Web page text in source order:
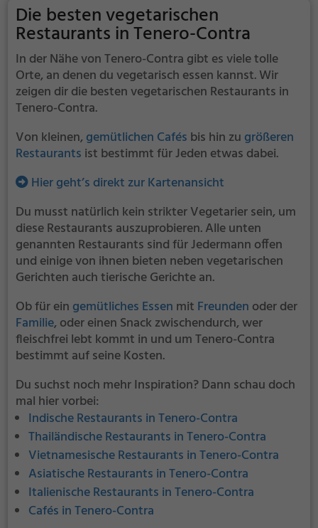
Die besten vegetarischen
Restaurants in Tenero-Contra
In der Nähe von Tenero-Contra gibt es viele tolle
Orte, an denen du vegetarisch essen kannst. Wir
zeigen dir die besten vegetarischen Restaurants in
Tenero-Contra.
Von kleinen,gemütlichen Cafés bis hin zu größeren
Restaurants ist bestimmt für Jeden etwas dabei.
Hier geht’s direkt zur Kartenansicht
Du musst natürlich kein strikter Vegetarier sein, um
diese Restaurants auszuprobieren. Alle unten
genannten Restaurants sind für Jedermann offen
und einige von ihnen bieten neben vegetarischen
Gerichten auch tierische Gerichte an.
Ob für ein gemütliches Essen mit Freunden oder der
Familie, oder einen Snack zwischendurch, wer
fleischfrei lebt kommt in und um Tenero-Contra
bestimmt auf seine Kosten.
Du suchst noch mehr Inspiration? Dann schau doch
mal hier vorbei:
Indische Restaurants in Tenero-Contra
Thailändische Restaurants in Tenero-Contra
Vietnamesische Restaurants in Tenero-Contra
Asiatische Restaurants in Tenero-Contra
Italienische Restaurants in Tenero-Contra
Cafés in Tenero-Contra